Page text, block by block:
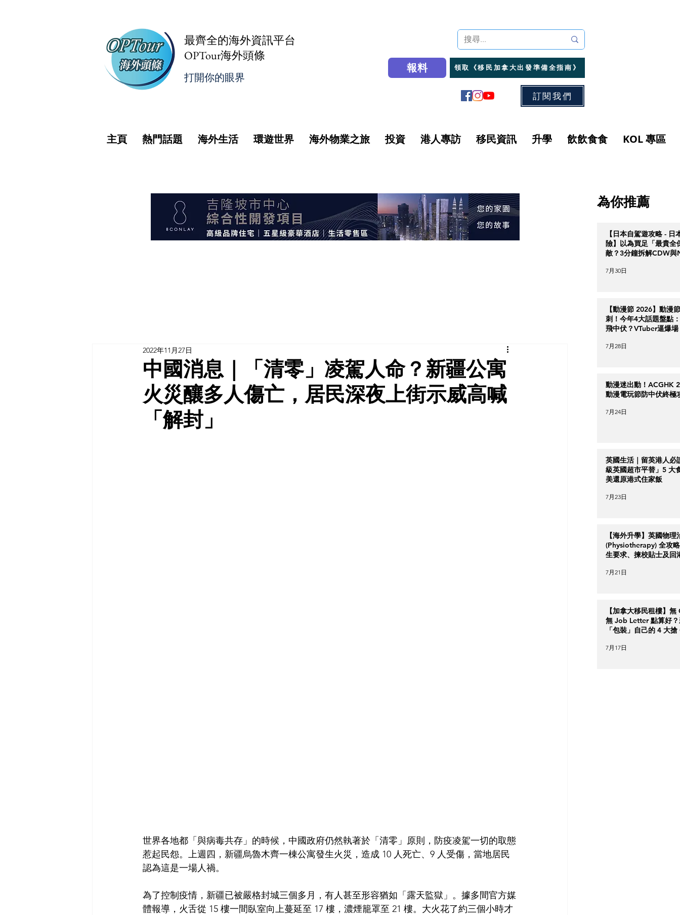
最齊全的海外資訊平台
OPTour海外頭條
打開你的眼界
報料 領取《移民加拿大出發準備全指南》
訂閱我們
主頁 熱門話題 海外生活 環遊世界 海外物業之旅 投資 港人專訪 移民資訊 升學 飲飲食食 KOL 專區
中國消息｜「清零」凌駕人命？新疆公寓
火災釀多人傷亡，居民深夜上街示威高喊
「解封」
2022年11月27日
世界各地都「與病毒共存」的時候，中國政府仍然執著於「清零」原則，防疫凌駕一切的取態
惹起民怨。上週四，新疆烏魯木齊一棟公寓發生火災，造成 10 人死亡、9 人受傷，當地居民
認為這是一場人禍。
為了控制疫情，新疆已被嚴格封城三個多月，有人甚至形容猶如「露天監獄」。據多間官方媒
體報導，火舌從 15 樓一間臥室向上蔓延至 17 樓，濃煙籠罩至 21 樓。大火花了約三個小時才
為你推薦
【日本自駕遊攻略 - 日
險】以為買足「最貴全
敵？3分鐘拆解CDW與
7月30日
【動漫節 2026】動漫
刺！今年4大話題盤點
飛中伏？VTuber逼爆場
7月28日
動漫迷出動！ACGHK
動漫電玩節防中伏終極
7月24日
英國生活｜留英港人必
級英國超市平替」5 大
美還原港式住家飯
7月23日
【海外升學】英國物理
(Physiotherapy) 全攻
生要求、揀校貼士及回
7月21日
【加拿大移民租樓】
無 Job Letter 點算好
「包裝」自己的 4 大
7月17日